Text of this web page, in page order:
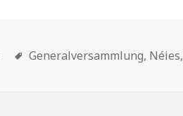
Generalversammlung, Néies,